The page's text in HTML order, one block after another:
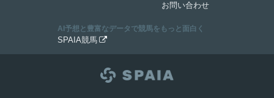
お問い合わせ
AI予想と豊富なデータで競馬をもっと面白く
SPAIA競馬 